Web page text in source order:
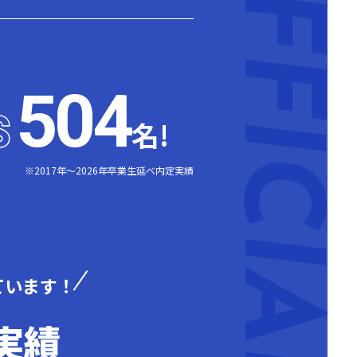
504名!
※2017年～2026年卒業生延べ内定実績
ます！
績